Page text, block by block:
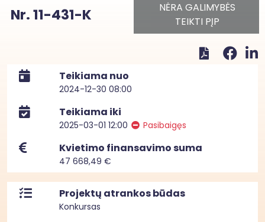
Nr. 11-431-K
NĖRA GALIMYBĖS
TEIKTI PĮP
Teikiama nuo
2024-12-30 08:00
Teikiama iki
2025-03-01 12:00 Pasibaigęs
Kvietimo finansavimo suma
47 668,49 €
Projektų atrankos būdas
Konkursas